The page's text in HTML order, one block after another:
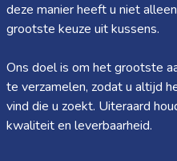
deze manier heeft u niet
grootste keuze uit kussens.
Ons doel is om het grootste
te verzamelen, zodat u altijd
vind die u zoekt. Uiteraard
kwaliteit en leverbaarheid.